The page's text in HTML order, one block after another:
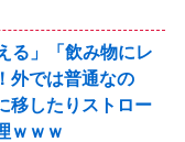
る」「飲み物にレ
外では普通なの
移したりストロー
ｗｗｗ